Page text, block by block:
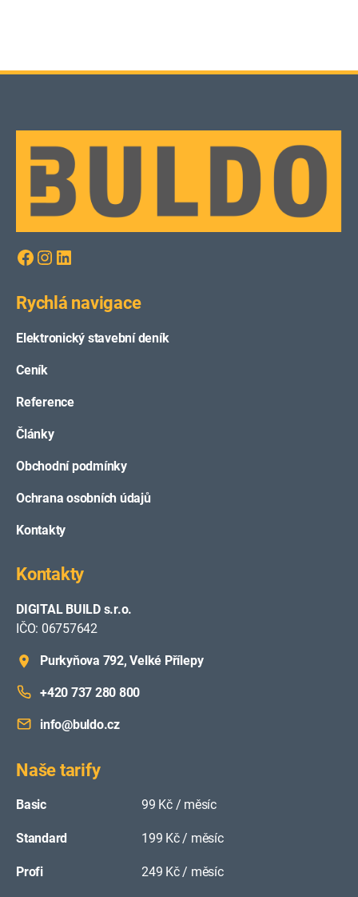
Facebook
Instagram
LinkedIn
Rychlá navigace
Elektronický stavební deník
Ceník
Reference
Články
Obchodní podmínky
Ochrana osobních údajů
Kontakty
Kontakty
DIGITAL BUILD s.r.o.
IČO: 06757642
Purkyňova 792, Velké Přílepy
+420 737 280 800
info@buldo.cz
Naše tarify
Basic 99 Kč / měsíc
Standard 199 Kč / měsíc
Profi 249 Kč / měsíc